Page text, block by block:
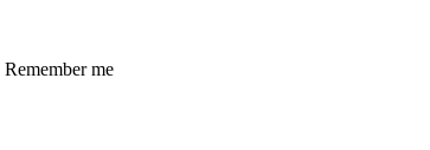
Remember me